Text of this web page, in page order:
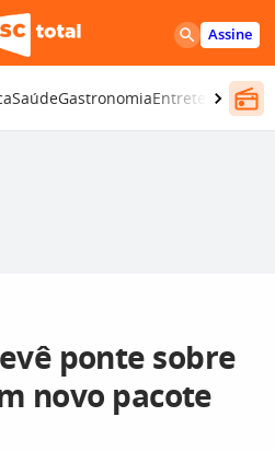
Assine
SaúdeGastronomiaEntretenimento
ponte sobre
novo pacote